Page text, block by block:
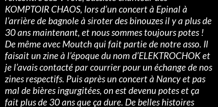
KOMPTOIR CHAOS, lors d’un concert à Epinal à
l’arrière de bagnole à siroter des binouzes il y a plus de
30 ans maintenant, et nous sommes toujours potes !
De même avec Moutch qui fait partie de notre asso. Il
faisait un zine à l’époque du nom d’ELEKTROCHOK et
je l’avais contacté par courrier pour un échange de nos
zines respectifs. Puis après un concert à Nancy et pas
mal de bières ingurgitées, on est devenu potes et ça
fait plus de 30 ans que ça dure. De belles histoires